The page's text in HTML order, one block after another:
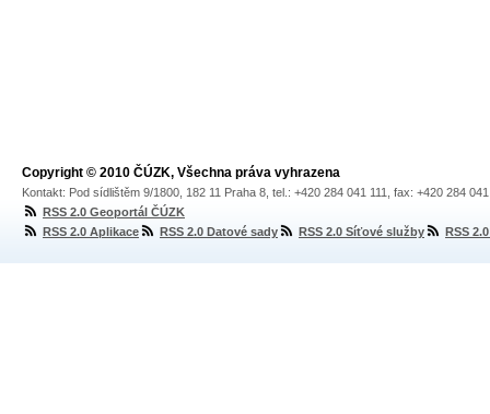
Copyright © 2010 ČÚZK, Všechna práva vyhrazena
Kontakt: Pod sídlištěm 9/1800, 182 11 Praha 8, tel.: +420 284 041 111, fax: +420 284
RSS 2.0 Geoportál ČÚZK
RSS 2.0 Aplikace
RSS 2.0 Datové sady RSS 2.0 Síťové služby RSS